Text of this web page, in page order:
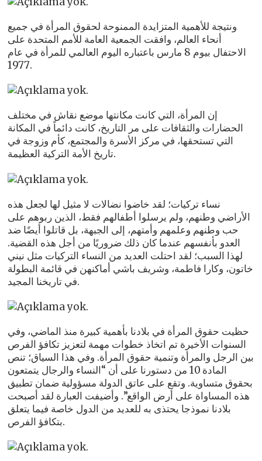
ونتيجة للأهمية المتزايدة الممنوحة لحقوق المرأة في جميع
أنحاء العالم، وافقت الجمعية العامة للأمم المتحدة على
الاحتفال بيوم 8 مارس باعتباره اليوم العالمي للمرأة في عام
1977.
إن المرأة، التي كانت مكانتها موضع نقاش في مختلف
الحضارات والثقافات على مر التاريخ، كانت دائماً في المكانة
التي تستحقها، في مركز الأسرة والمجتمع، كأم وزوجة في
تاريخ الأمة التركية العظيمة.
نساء تركيات؛ لقد خاضوا نضالات لا مثيل لها لجعل هذه
الأراضي وطنهم، ولم يرسلوا أطفالهم فقط، الذين ربوهم على
حب وطنهم وعلمهم وأمتهم، إلى الجبهة، بل قاتلوا أيضًا ضد
العدو بأنفسهم عندما كان ذلك ضروريًا من أجل هذه القضية.
لهذا السبب؛ لقد احتلت العديد من النساء التركيات مثل نيني
خاتون، وكارا فاطمة، وشريف باشي أماكنهن في قائمة البطولة
في تاريخنا المجيد.
حظيت حقوق المرأة في بلادنا بأهمية كبيرة منذ الماضي، وفي
السنوات الأخيرة تم اتخاذ خطوات مهمة لتعزيز تكافؤ الفرص
بين الرجل والمرأة وتنمية حقوق المرأة. وفي هذا السياق؛ تنص
المادة 10 من دستورنا على أن “النساء والرجال يتمتعون
بحقوق متساوية. وتقع على عاتق الدولة مسؤولية ضمان تطبيق
هذه المساواة على أرض الواقع”. وأضيفت العبارة لقد أصبحت
بلادنا نموذجا يحتذى به للعديد من الدول خاصة فيما يتعلق
بتكافؤ الفرص.